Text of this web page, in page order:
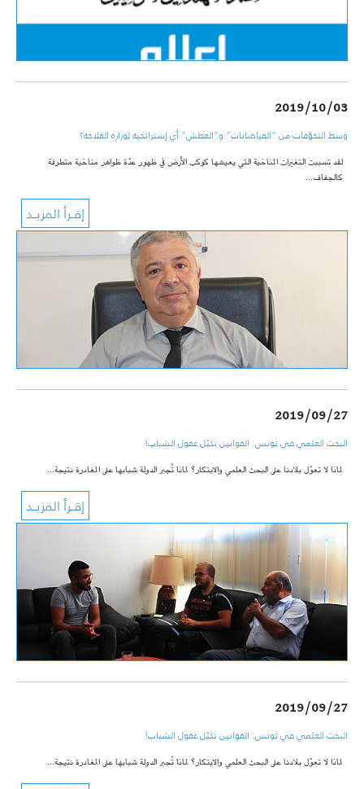
2019/10/03
وسط التخوّفات من “الفياضانات” و”العطش” أي إستراتجية لوزارة الفلاحة؟
لقد تسببت التغيرات المناخية التي يعيشها كوكب الأرض في ظهور عدّة ظواهر مناخية متطرفة
كالجفاف…
2019/09/27
البحث العلمي في تونس: القوانين تكبّل عقول الشباب!
لماذا لا تعوّل بلادنا على البحث العلمي والابتكار؟ لماذا تُجبر الدولة شبابها على المغادرة نتيجة…
2019/09/27
البحث العلمي في تونس: القوانين تكبّل عقول الشباب!
لماذا لا تعوّل بلادنا على البحث العلمي والابتكار؟ لماذا تُجبر الدولة شبابها على المغادرة نتيجة…